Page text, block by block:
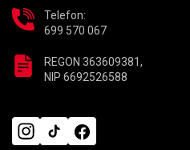
Telefon:
699 570 067
REGON 363609381,
NIP 6692526588